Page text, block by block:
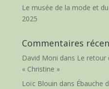
Le musée de la mode et
2025
Commentaires
David Moni dans Le retour
« Christine »
Loïc Blouin dans Ébauche